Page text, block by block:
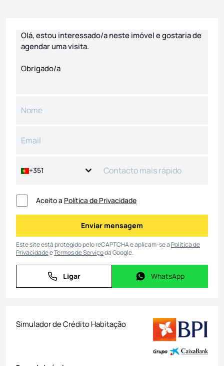
+351
Aceito a Política de Privacidade
Enviar mensagem
Enviar mensagem
Este site está protegido pelo reCAPTCHA e aplicam-se aPolítica de
PrivacidadeeTermos de Serviçoda Google.
Ligar
Ligar WhatsApp
WhatsApp
Simulador de Crédito Habitação